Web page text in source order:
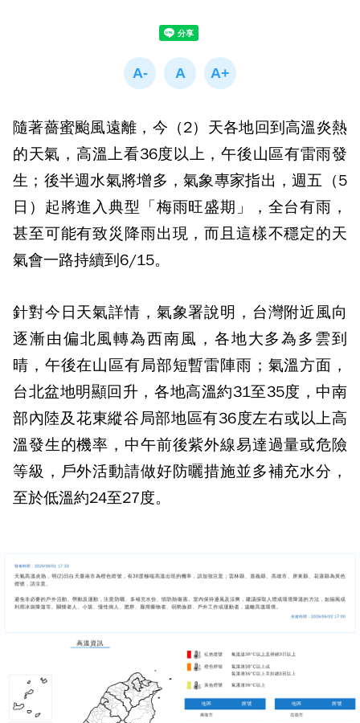
隨著薔蜜颱風遠離，今（2）天各地回到高溫炎熱
的天氣，高溫上看36度以上，午後山區有雷雨發
生；後半週水氣將增多，氣象專家指出，週五（5
日）起將進入典型「梅雨旺盛期」，全台有雨，
甚至可能有致災降雨出現，而且這樣不穩定的天
氣會一路持續到6/15。
針對今日天氣詳情，氣象署說明，台灣附近風向
逐漸由偏北風轉為西南風，各地大多為多雲到
晴，午後在山區有局部短暫雷陣雨；氣溫方面，
台北盆地明顯回升，各地高溫約31至35度，中南
部內陸及花東縱谷局部地區有36度左右或以上高
溫發生的機率，中午前後紫外線易達過量或危險
等級，戶外活動請做好防曬措施並多補充水分，
至於低溫約24至27度。